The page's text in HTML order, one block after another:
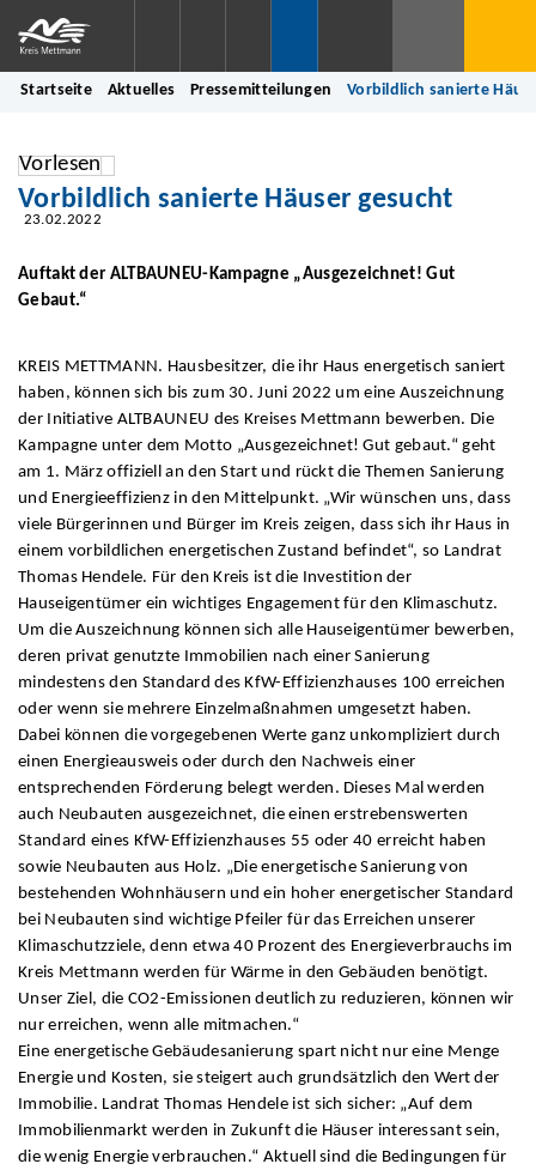
Startseite Aktuelles Pressemitteilungen Vorbildlich sanierte
Vorlesen
Vorbildlich sanierte Häuser gesucht
23.02.2022
Auftakt der ALTBAUNEU-Kampagne „Ausgezeichnet! Gut
Gebaut.“
KREIS METTMANN. Hausbesitzer, die ihr Haus energetisch saniert
haben, können sich bis zum 30. Juni 2022 um eine Auszeichnung
der Initiative ALTBAUNEU des Kreises Mettmann bewerben. Die
Kampagne unter dem Motto „Ausgezeichnet! Gut gebaut.“ geht
am 1. März offiziell an den Start und rückt die Themen Sanierung
und Energieeffizienz in den Mittelpunkt. „Wir wünschen uns, dass
viele Bürgerinnen und Bürger im Kreis zeigen, dass sich ihr Haus in
einem vorbildlichen energetischen Zustand befindet“, so Landrat
Thomas Hendele. Für den Kreis ist die Investition der
Hauseigentümer ein wichtiges Engagement für den Klimaschutz.
Um die Auszeichnung können sich alle Hauseigentümer bewerben,
deren privat genutzte Immobilien nach einer Sanierung
mindestens den Standard des KfW-Effizienzhauses 100 erreichen
oder wenn sie mehrere Einzelmaßnahmen umgesetzt haben.
Dabei können die vorgegebenen Werte ganz unkompliziert durch
einen Energieausweis oder durch den Nachweis einer
entsprechenden Förderung belegt werden. Dieses Mal werden
auch Neubauten ausgezeichnet, die einen erstrebenswerten
Standard eines KfW-Effizienzhauses 55 oder 40 erreicht haben
sowie Neubauten aus Holz. „Die energetische Sanierung von
bestehenden Wohnhäusern und ein hoher energetischer Standard
bei Neubauten sind wichtige Pfeiler für das Erreichen unserer
Klimaschutzziele, denn etwa 40 Prozent des Energieverbrauchs im
Kreis Mettmann werden für Wärme in den Gebäuden benötigt.
Unser Ziel, die CO2-Emissionen deutlich zu reduzieren, können wir
nur erreichen, wenn alle mitmachen.“
Eine energetische Gebäudesanierung spart nicht nur eine Menge
Energie und Kosten, sie steigert auch grundsätzlich den Wert der
Immobilie. Landrat Thomas Hendele ist sich sicher: „Auf dem
Immobilienmarkt werden in Zukunft die Häuser interessant sein,
die wenig Energie verbrauchen.“ Aktuell sind die Bedingungen für